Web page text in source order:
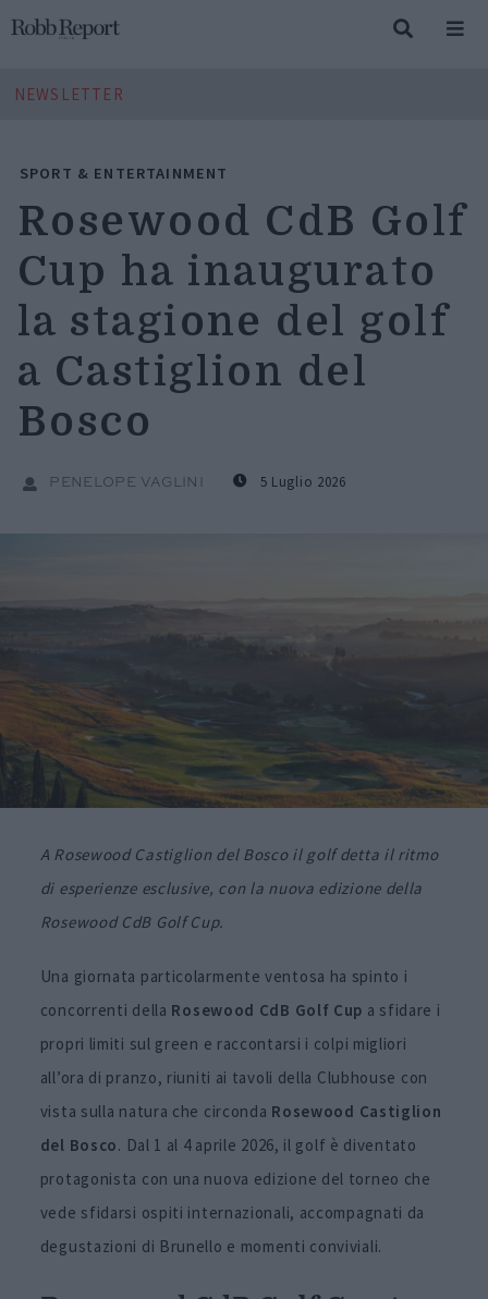
NEWSLETTER
SPORT & ENTERTAINMENT
Rosewood CdB Golf
Cup ha inaugurato
la stagione del golf
a Castiglion del
Bosco
PENELOPE VAGLINI 5 Luglio 2026
A Rosewood Castiglion del Bosco il golf detta il ritmo
di esperienze esclusive, con la nuova edizione della
Rosewood CdB Golf Cup.
Una giornata particolarmente ventosa ha spinto i
concorrenti della Rosewood CdB Golf Cup a sfidare i
propri limiti sul green e raccontarsi i colpi migliori
all’ora di pranzo, riuniti ai tavoli della Clubhouse con
vista sulla natura che circonda Rosewood Castiglion
del Bosco. Dal 1 al 4 aprile 2026, il golf è diventato
protagonista con una nuova edizione del torneo che
vede sfidarsi ospiti internazionali, accompagnati da
degustazioni di Brunello e momenti conviviali.